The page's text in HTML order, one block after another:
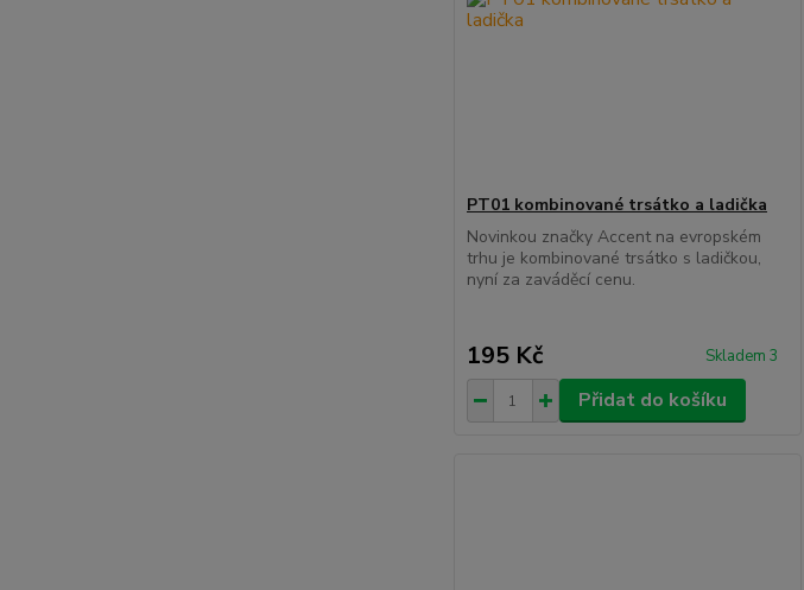
PT01 kombinované trsátko a ladička
Novinkou značky Accent na evropském
trhu je kombinované trsátko s ladičkou,
nyní za zaváděcí cenu.
195 Kč Skladem 3
Přidat do košíku